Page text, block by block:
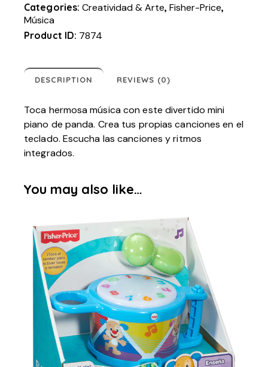
Categories:Creatividad & Arte,Fisher-Price,
Música
Product ID: 7874
DESCRIPTION REVIEWS (0)
Toca hermosa música con este divertido mini
piano de panda. Crea tus propias canciones en el
teclado. Escucha las canciones y ritmos
integrados.
You may also like…